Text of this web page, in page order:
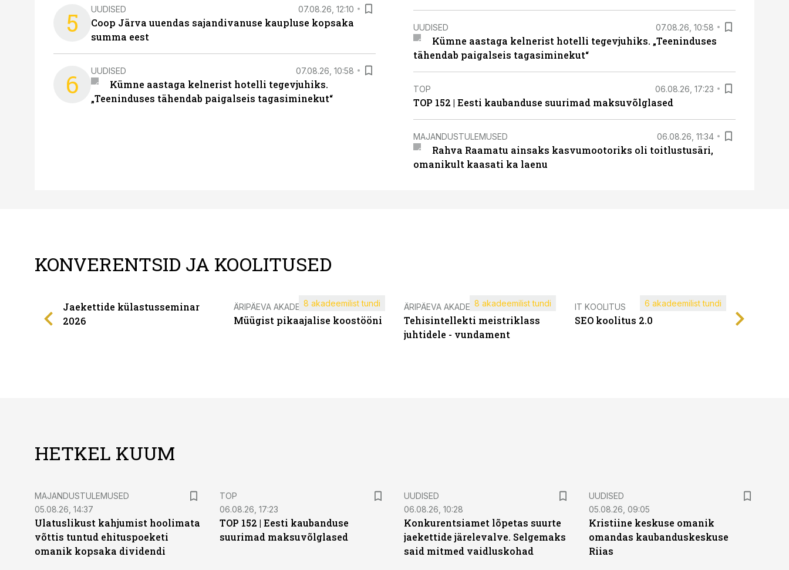
5 UUDISED 07.08.26, 12:10
Coop Järva uuendas sajandivanuse kaupluse kopsaka
summa eest
6 UUDISED 07.08.26, 10:58
Kümne aastaga kelnerist hotelli tegevjuhiks.
„Teeninduses tähendab paigalseis tagasiminekut“
UUDISED 07.08.26, 10:58
Kümne aastaga kelnerist hotelli tegevjuhiks. „Teeninduses
tähendab paigalseis tagasiminekut“
TOP 06.08.26, 17:23
TOP 152 | Eesti kaubanduse suurimad maksuvõlglased
MAJANDUSTULEMUSED 06.08.26, 11:34
Rahva Raamatu ainsaks kasvumootoriks oli toitlustusäri,
omanikult kaasati ka laenu
KONVERENTSID JA KOOLITUSED
Jaekettide külastusseminar
2026
ÄRIPÄEVA AKADEEMIA
Müügist pikaajalise koostööni
8 akadeemilist tundi ÄRIPÄEVA AKADEEMIA
Tehisintellekti meistriklass
juhtidele - vundament
8 akadeemilist tundi IT KOOLITUS
SEO koolitus 2.0
6 akadeemilist tundi
HETKEL KUUM
MAJANDUSTULEMUSED
05.08.26, 14:37
Ulatuslikust kahjumist hoolimata
võttis tuntud ehituspoeketi
omanik kopsaka dividendi
TOP
06.08.26, 17:23
TOP 152 | Eesti kaubanduse
suurimad maksuvõlglased
UUDISED
06.08.26, 10:28
Konkurentsiamet lõpetas suurte
jaekettide järelevalve. Selgemaks
said mitmed vaidluskohad
UUDISED
05.08.26, 09:05
Kristiine keskuse omanik
omandas kaubanduskeskuse
Riias